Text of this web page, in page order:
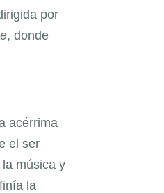
por
, donde
acérrima
el ser
música y
la